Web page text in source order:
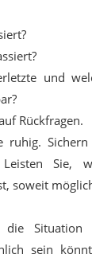
und
Rückfragen.
ruhig.
Leisten Sie,
soweit
die
sein